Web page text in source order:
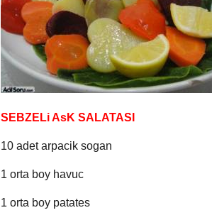
SEBZELi AsK SALATASI
10 adet arpacik sogan
1 orta boy havuc
1 orta boy patates